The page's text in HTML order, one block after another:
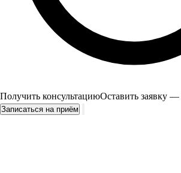
Получить консультациюОставить заявку
Записаться на приём